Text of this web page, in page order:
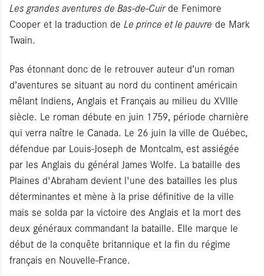
Les grandes aventures de Bas-de-Cuirde Fenimore
Cooper et la traduction de Le prince et le pauvre de Mark
Twain.
Pas étonnant donc de le retrouver auteur d’un roman
d’aventures se situant au nord du continent américain
mêlant Indiens, Anglais et Français au milieu du XVIIIe
siècle. Le roman débute en juin 1759, période charnière
qui verra naître le Canada. Le 26 juin la ville de Québec,
défendue par Louis-Joseph de Montcalm, est assiégée
par les Anglais du général James Wolfe. La bataille des
Plaines d'Abraham devient l'une des batailles les plus
déterminantes et mène à la prise définitive de la ville
mais se solda par la victoire des Anglais et la mort des
deux généraux commandant la bataille. Elle marque le
début de la conquête britannique et la fin du régime
français en Nouvelle-France.